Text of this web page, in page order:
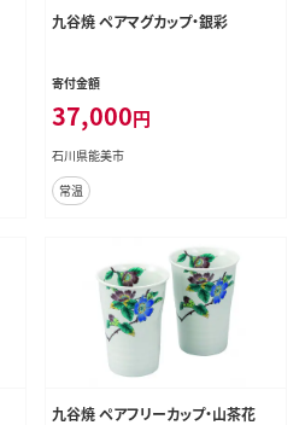
九谷焼 ペアマグカップ・銀彩
寄付金額
37,000円
石川県能美市
常温
九谷焼 ペアフリーカップ・山茶花